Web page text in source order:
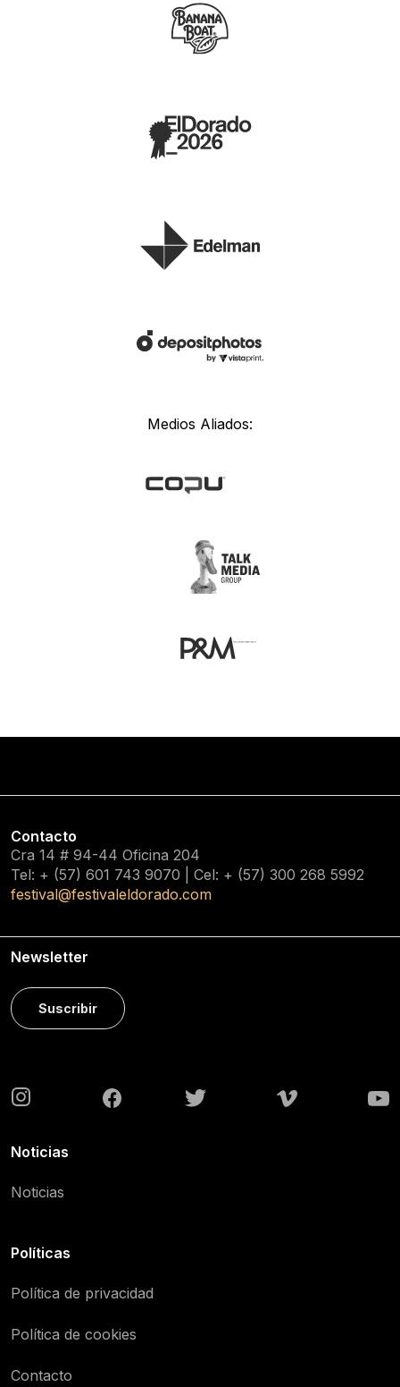
Medios Aliados:
Contacto
Cra 14 # 94-44 Oficina 204
Tel: + (57) 601 743 9070 | Cel: + (57) 300 268 5992
festival@festivaleldorado.com
Newsletter
Suscribir
Noticias
Noticias
Políticas
Política de privacidad
Política de cookies
Contacto